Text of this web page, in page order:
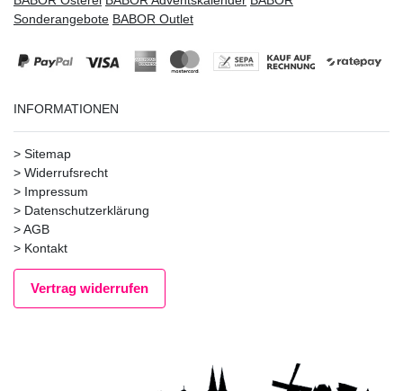
Sonderangebote BABOR Outlet
INFORMATIONEN
> Sitemap
> Widerrufsrecht
> Impressum
> Datenschutzerklärung
>AGB
> Kontakt
Vertrag widerrufen